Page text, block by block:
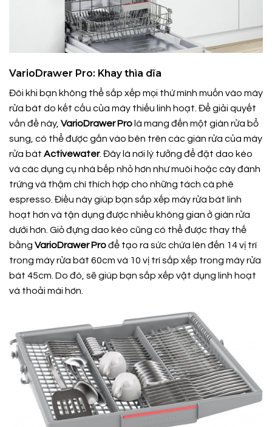
VarioDrawer Pro: Khay thìa dĩa
Đôi khi bạn không thể sắp xếp mọi thứ mình muốn vào máy
rửa bát do kết cấu của máy thiếu linh hoạt. Để giải quyết
vấn đề này, VarioDrawer Pro là mang đến một giàn rửa bổ
sung, có thể được gắn vào bên trên các giàn rửa của máy
rửa bát Activewater. Đây là nơi lý tưởng để đặt dao kéo
và các dụng cụ nhà bếp nhỏ hơn như muôi hoặc cây đánh
trứng và thậm chí thích hợp cho những tách cà phê
espresso. Điều này giúp bạn sắp xếp máy rửa bát linh
hoạt hơn và tận dụng được nhiều không gian ở giàn rửa
dưới hơn. Giỏ đựng dao kéo cũng có thể được thay thế
bằng VarioDrawer Prođể tạo ra sức chứa lên đến 14 vị trí
trong máy rửa bát 60cm và 10 vị trí sắp xếp trong máy rửa
bát 45cm. Do đó, sẽ giúp bạn sắp xếp vật dụng linh hoạt
và thoải mái hơn.